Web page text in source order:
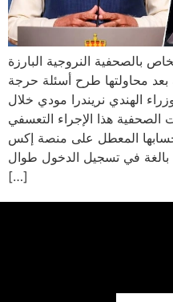
بالصحفية النروجية البارزة
بعد محاولتها طرح أسئلة حرجة
الهندي نريندرا مودي خلال
الصحفية هذا الإجراء التعسفي
المعطل على منصة إكس
في تسجيل الدخول طوال
[…]